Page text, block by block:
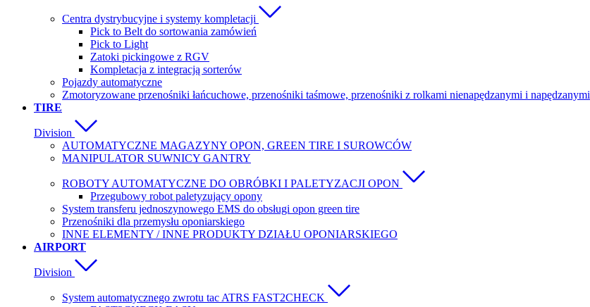
Centra dystrybucyjne i systemy kompletacji
Pick to Belt do sortowania zamówień
Pick to Light
Zatoki pickingowe z RGV
Kompletacja z integracją sorterów
Pojazdy automatyczne
Zmotoryzowane przenośniki łańcuchowe, przenośniki taśmowe, przenośniki z rolkami nienapędzanymi i napędzanymi
TIRE
Division
AUTOMATYCZNE MAGAZYNY OPON, GREEN TIRE I SUROWCÓW
MANIPULATOR SUWNICY GANTRY
ROBOTY AUTOMATYCZNE DO OBRÓBKI I PALETYZACJI OPON
Przegubowy robot paletyzujący opony
System transferu jednoszynowego EMS do obsługi opon green tire
Przenośniki dla przemysłu oponiarskiego
INNE ELEMENTY / INNE PRODUKTY DZIAŁU OPONIARSKIEGO
AIRPORT
Division
System automatycznego zwrotu tac ATRS FAST2CHECK